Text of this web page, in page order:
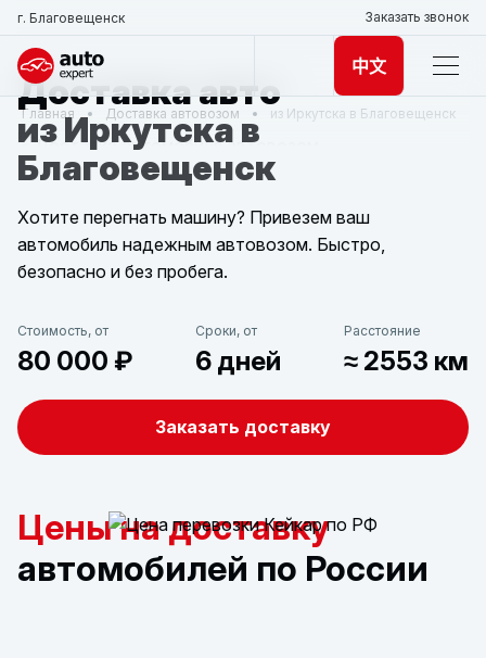
г. Благовещенск Заказать звонок
中文
Главная Доставка автовозом из Иркутска в Благовещенск
Доставка авто
из Иркутска в
Благовещенск
Хотите перегнать машину? Привезем ваш
автомобиль надежным автовозом. Быстро,
безопасно и без пробега.
Стоимость, от
80 000 ₽
Сроки, от
6 дней
Расстояние
≈ 2553 км
Заказать доставку
Цены на доставку
автомобилей по России